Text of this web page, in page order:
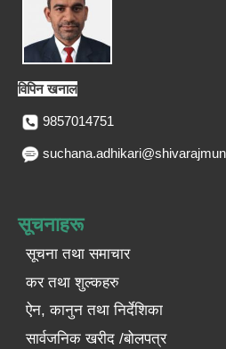
विपिन खनाल
9857014751
सूचनाहरू
सूचना तथा समाचार
कर तथा शुल्कहरु
ऐन, कानुन तथा निर्देशिका
सार्वजनिक खरीद /बोलपत्र